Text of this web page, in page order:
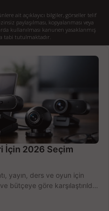
ait açıklayıcı bilgiler, görseller telif
paylaşılması, kopyalanması veya
kullanılması kanunen yasaklanmış
tabi tutulmaktadır.
İçin 2026 Seçim
yayın, ders ve oyun için
bütçeye göre karşılaştırıldı.